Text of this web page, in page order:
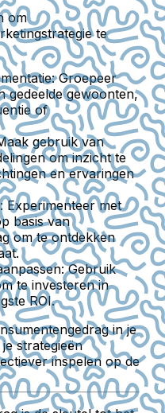
om
te
Groepeer
gedeelde gewoonten,
of
gebruik van
om inzicht te
en ervaringen
Experimenteer met
basis van
om te ontdekken
Gebruik
te investeren in
ROI.
in je
strategieën
inspelen op de